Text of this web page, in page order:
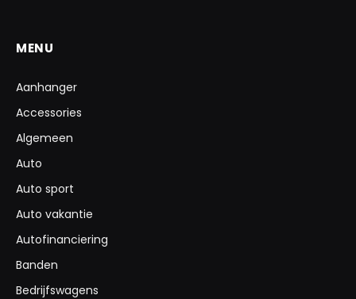
MENU
Aanhanger
Accessories
Algemeen
Auto
Auto sport
Auto vakantie
Autofinanciering
Banden
Bedrijfswagens